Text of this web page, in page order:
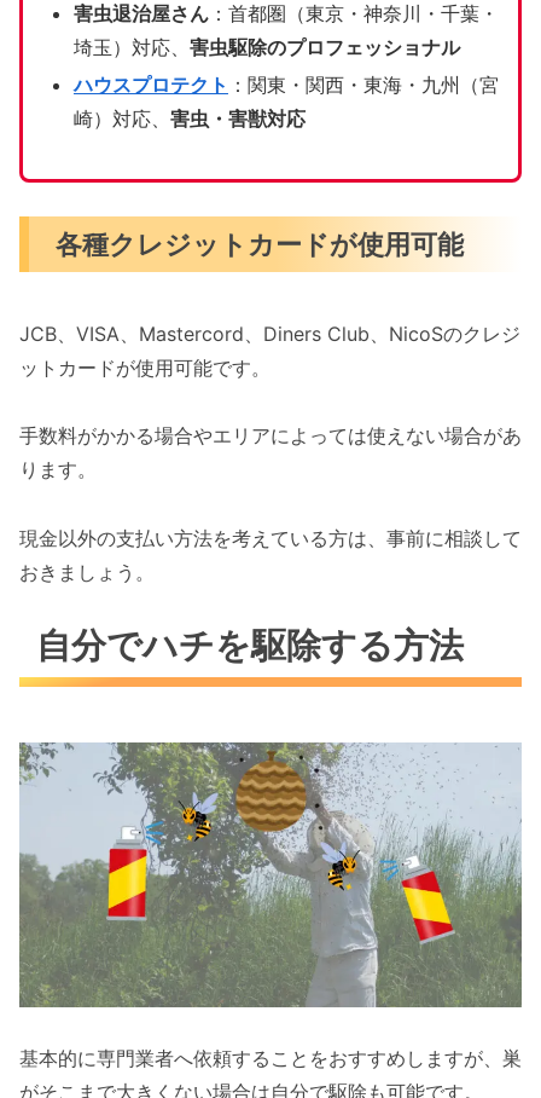
害虫退治屋さん：首都圏（東京・神奈川・千葉・
埼玉）対応、 害虫駆除のプロフェッショナル
ハウスプロテクト ：関東・関西・東海・九州（宮
崎）対応、 害虫・害獣対応
各種クレジットカードが使用可能
JCB、VISA、Mastercord、Diners Club、NicoSのクレジ
ットカードが使用可能です。
手数料がかかる場合やエリアによっては使えない場合があ
ります。
現金以外の支払い方法を考えている方は、事前に相談して
おきましょう。
自分でハチを駆除する方法
基本的に専門業者へ依頼することをおすすめしますが、巣
がそこまで大きくない場合は自分で駆除も可能です。